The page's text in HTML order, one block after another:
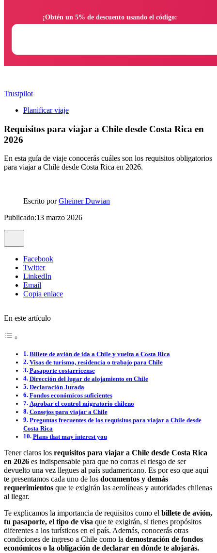
Trustpilot
Planificar viaje
Requisitos para viajar a Chile desde Costa Rica en
2026
En esta guía de viaje conocerás cuáles son los requisitos obligatorios
para viajar a Chile desde Costa Rica en 2026.
Escrito porGheiner Duwian
Publicado:13 marzo 2026
Facebook
Twitter
LinkedIn
Email
Copia enlace
En este artículo
Billete de avión de ida a Chile y vuelta a Costa Rica
Visas de turismo, residencia o trabajo para Chile
Pasaporte costarricense
Dirección del lugar de alojamiento en Chile
Declaración Jurada
Fondos económicos suficientes
Aprobar el control migratorio chileno
Consejos para viajar a Chile
Preguntas frecuentes de los requisitos para viajar a Chile desde
Costa Rica
Plans that may interest you
Tener claros los requisitos para viajar a Chile desde Costa Rica
en 2026 es indispensable para que no corras el riesgo de ser
devuelto una vez llegues al país sudamericano. Es por eso que aquí
te presentamos cada uno de los documentos y demás
requerimientos que te exigirán las aerolíneas y autoridades chilenas
al llegar.
Te explicamos la importancia de requisitos como el billete de avión,
tu pasaporte, el tipo de visa que te exigirán, si tienes propósitos
diferentes a los turísticos en el país. Además, conocerás otras
condiciones de ingreso a Chile como la demostración de fondos
económicos o la obligación de declarar en dónde te alojarás.